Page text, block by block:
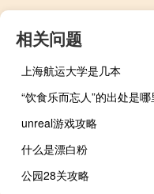
相关问题
上海航运大学是几本
“饮食乐而忘人”的出处是哪
unreal游戏攻略
什么是漂白粉
公园28关攻略